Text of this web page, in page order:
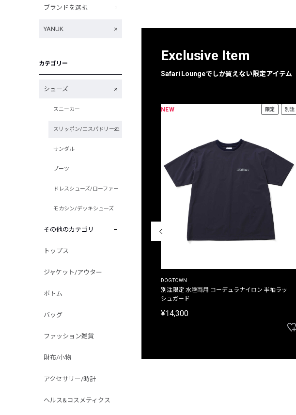
フォー
ブランドを選択
YANUK
カテゴリー
シューズ
スニーカー
スリッポン/エスパドリーユ
サンダル
ブーツ
ドレスシューズ/ローファー
モカシン/デッキシューズ
その他のカテゴリ
トップス
ジャケット/アウター
ボトム
バッグ
ファッション雑貨
財布/小物
アクセサリー/時計
ヘルス&コスメティクス
Exclusive Item
Safari Loungeでしか買えない限定アイテム
別注限定 ピグメントダイ バックプリント サーフ
プリントTシャツ
NEW 限定 別注
DOGTOWN
別注限定 水陸両用 コーデュラナイロン 半袖ラッ
シュガード
¥14,300